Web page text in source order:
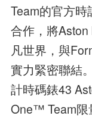
Team的官方
合作，將
凡世界，與
實力緊密聯結
計時碼錶43
One™ Team限